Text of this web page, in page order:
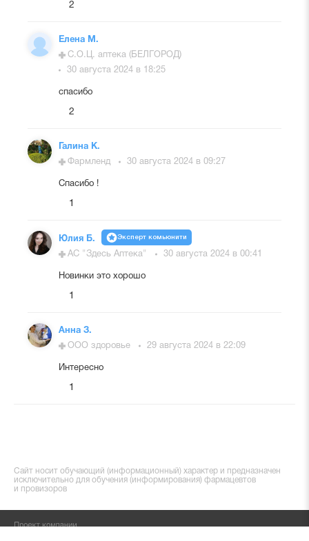
2
Елена М.
С.О.Ц. аптека (БЕЛГОРОД)
30 августа 2024 в 18:25
спасибо
2
Галина К.
Фармленд
30 августа 2024 в 09:27
Спасибо !
1
Юлия Б. Эксперт комьюнити
АС "Здесь Аптека" 30 августа 2024 в 00:41
Новинки это хорошо
1
Анна З.
ООО здоровье
29 августа 2024 в 22:09
Интересно
1
Сайт носит обучающий (информационный) характер и предназначен
исключительно для обучения (информирования) фармацевтов
и провизоров